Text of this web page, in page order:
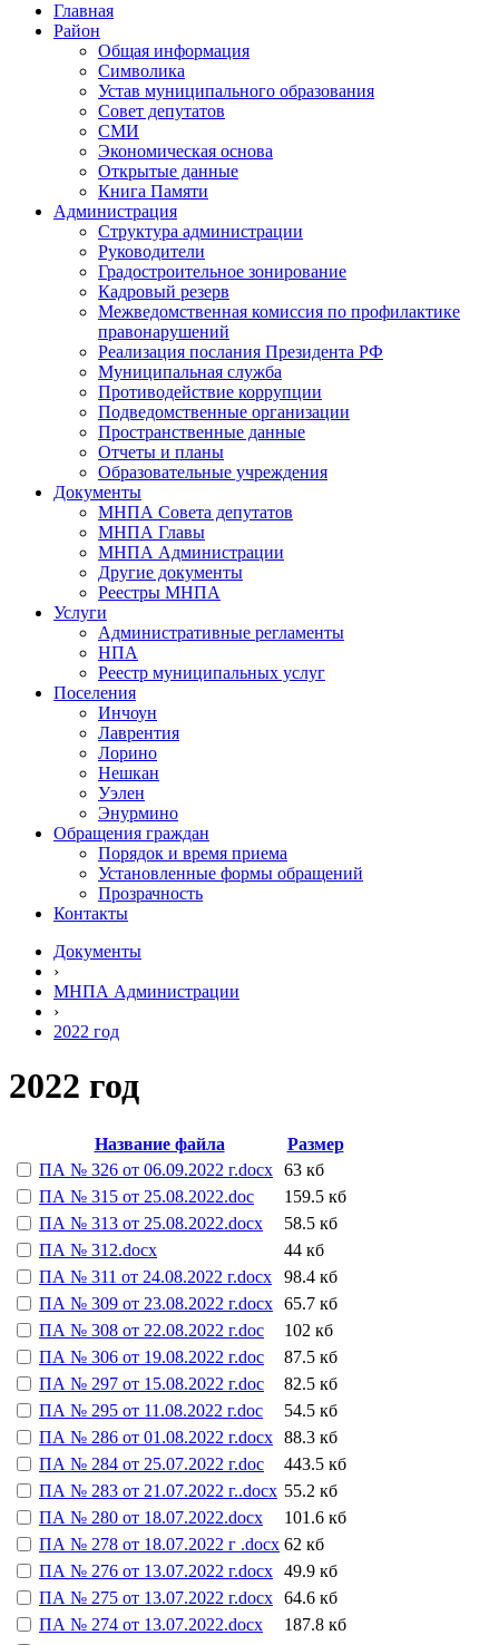
Главная
Район
Общая информация
Символика
Устав муниципального образования
Совет депутатов
СМИ
Экономическая основа
Открытые данные
Книга Памяти
Администрация
Структура администрации
Руководители
Градостроительное зонирование
Кадровый резерв
Межведомственная комиссия по профилактике
правонарушений
Реализация послания Президента РФ
Муниципальная служба
Противодействие коррупции
Подведомственные организации
Пространственные данные
Отчеты и планы
Образовательные учреждения
Документы
МНПА Совета депутатов
МНПА Главы
МНПА Администрации
Другие документы
Реестры МНПА
Услуги
Административные регламенты
НПА
Реестр муниципальных услуг
Поселения
Инчоун
Лаврентия
Лорино
Нешкан
Уэлен
Энурмино
Обращения граждан
Порядок и время приема
Установленные формы обращений
Прозрачность
Контакты
Документы
›
МНПА Администрации
›
2022 год
2022 год
Название файла
Размер
ПА № 326 от 06.09.2022 г.docx 63 кб
ПА № 315 от 25.08.2022.doc
159.5 кб
ПА № 313 от 25.08.2022.docx
58.5 кб
ПА № 312.docx
44 кб
ПА № 311 от 24.08.2022 г.docx
98.4 кб
ПА № 309 от 23.08.2022 г.docx 65.7 кб
ПА № 308 от 22.08.2022 г.doc
102 кб
ПА № 306 от 19.08.2022 г.doc
87.5 кб
ПА № 297 от 15.08.2022 г.doc
82.5 кб
ПА № 295 от 11.08.2022 г.doc
54.5 кб
ПА № 286 от 01.08.2022 г.docx 88.3 кб
ПА № 284 от 25.07.2022 г.doc
443.5 кб
ПА № 283 от 21.07.2022 г..docx 55.2 кб
ПА № 280 от 18.07.2022.docx
101.6 кб
ПА № 278 от 18.07.2022 г .docx 62 кб
ПА № 276 от 13.07.2022 г.docx 49.9 кб
ПА № 275 от 13.07.2022 г.docx 64.6 кб
ПА № 274 от 13.07.2022.docx
187.8 кб